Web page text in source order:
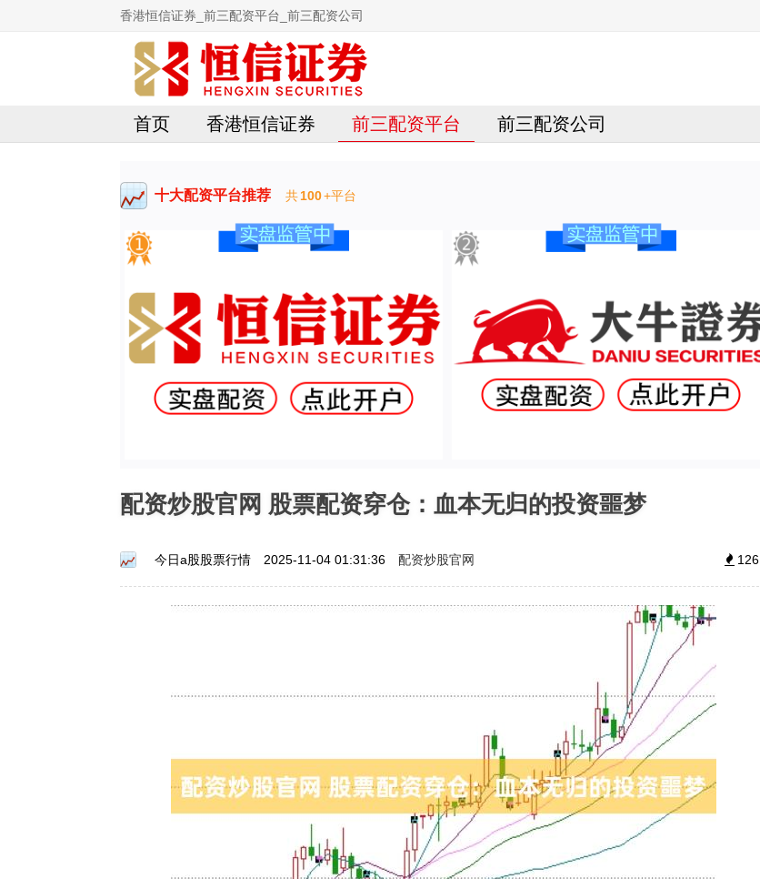
香港恒信证券_前三配资平台_前三配资公司
首页 香港恒信证券 前三配资平台 前三配资公司
十大配资平台推荐 共100+平台
配资炒股官网 股票配资穿仓：血本无归的投资噩梦
今日a股股票行情 2025-11-04 01:31:36 配资炒股官网 126